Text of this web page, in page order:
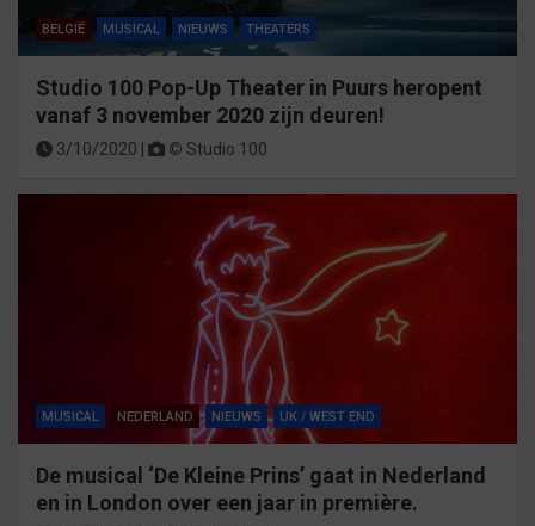
BELGIË MUSICAL NIEUWS THEATERS
Studio 100 Pop-Up Theater in Puurs heropent
vanaf 3 november 2020 zijn deuren!
3/10/2020 | © Studio 100
MUSICAL NEDERLAND NIEUWS UK / WEST END
De musical ‘De Kleine Prins’ gaat in Nederland
en in London over een jaar in première.